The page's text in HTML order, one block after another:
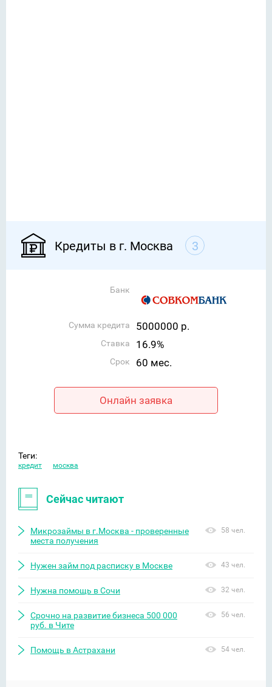
Кредиты в г. Москва 3
Банк
Сумма кредита 5000000 р.
Ставка 16.9%
Срок 60 мес.
Онлайн заявка
Теги:
кредит москва
Сейчас читают
Микрозаймы в г.Москва - проверенные
места получения
58 чел.
Нужен займ под расписку в Москве 43 чел.
Нужна помощь в Сочи 32 чел.
Срочно на развитие бизнеса 500 000
руб. в Чите
56 чел.
Помощь в Астрахани 54 чел.